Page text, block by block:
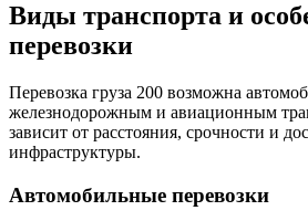
Виды транспорта и
перевозки
Перевозка груза 200 возможна
железнодорожным и авиационным
зависит от расстояния, срочности и
инфраструктуры.
Автомобильные перевозки